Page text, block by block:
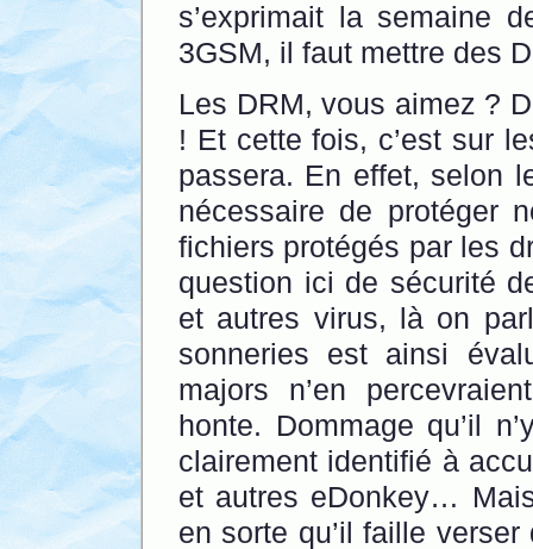
s’exprimait la semaine
3GSM, il faut mettre des
Les DRM, vous aimez ?
! Et cette fois, c’est sur
passera. En effet, selon
nécessaire de protéger
fichiers protégés par les
question ici de sécurité
et autres virus, là on
sonneries est ainsi
majors n’en
honte. Dommage qu’il
clairement identifié à
et autres eDonkey…
en sorte qu’il faille